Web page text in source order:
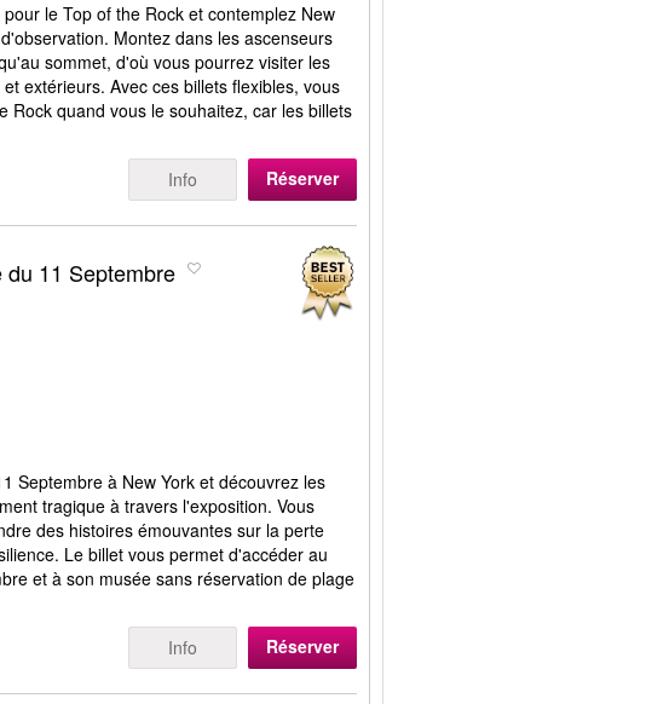
le Top of the Rock et contemplez New
Montez dans les ascenseurs
sommet, d'où vous pourrez visiter les
extérieurs. Avec ces billets flexibles, vous
Rock quand vous le souhaitez, car les billets
Info Réserver
11 Septembre
Septembre à New York et découvrez les
tragique à travers l'exposition. Vous
des histoires émouvantes sur la perte
Le billet vous permet d'accéder au
et à son musée sans réservation de plage
Info Réserver